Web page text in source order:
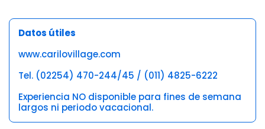
Datos útiles
www.carilovillage.com
Tel. (02254) 470-244/45 / (011) 4825-6222
Experiencia NO disponible para fines de semana
largos ni periodo vacacional.